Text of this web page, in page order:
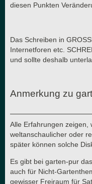
diesen Punkten
Das Schreiben in
Internetforen etc.
und sollte deshalb
Anmerkung zu
Alle Erfahrungen zeigen,
weltanschaulicher oder
später können solche
Es gibt bei garten-pur
auch für Nicht-
gewisser Freiraum für